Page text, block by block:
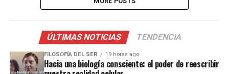
ÚLTIMAS NOTICIAS TENDENCIA
FILOSOFÍA DEL SER 19 horas ago
Hacia una biología consciente: el poder de reescribir